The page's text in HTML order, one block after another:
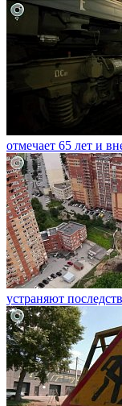
отмечает 65 лет и
устраняют